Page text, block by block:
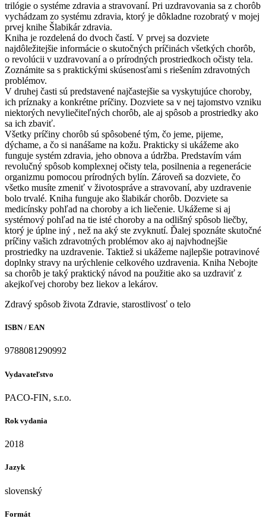
trilógie o systéme zdravia a stravovaní. Pri uzdravovania sa z chorôb
vychádzam zo systému zdravia, ktorý je dôkladne rozobratý v mojej
prvej knihe Šlabikár zdravia.
Kniha je rozdelená do dvoch častí. V prvej sa dozviete
najdôležitejšie informácie o skutočných príčinách všetkých chorôb,
o revolúcii v uzdravovaní a o prírodných prostriedkoch očisty tela.
Zoznámite sa s praktickými skúsenosťami s riešením zdravotných
problémov.
V druhej časti sú predstavené najčastejšie sa vyskytujúce choroby,
ich príznaky a konkrétne príčiny. Dozviete sa v nej tajomstvo vzniku
niektorých nevyliečiteľných chorôb, ale aj spôsob a prostriedky ako
sa ich zbaviť.
Všetky príčiny chorôb sú spôsobené tým, čo jeme, pijeme,
dýchame, a čo si nanášame na kožu. Prakticky si ukážeme ako
funguje systém zdravia, jeho obnova a údržba. Predstavím vám
revolučný spôsob komplexnej očisty tela, posilnenia a regenerácie
organizmu pomocou prírodných bylín. Zároveň sa dozviete, čo
všetko musíte zmeniť v životospráve a stravovaní, aby uzdravenie
bolo trvalé. Kniha funguje ako šlabikár chorôb. Dozviete sa
medicínsky pohľad na choroby a ich liečenie. Ukážeme si aj
systémový pohľad na tie isté choroby a na odlišný spôsob liečby,
ktorý je úplne iný , než na aký ste zvyknutí. Ďalej spoznáte skutočné
príčiny vašich zdravotných problémov ako aj najvhodnejšie
prostriedky na uzdravenie. Taktiež si ukážeme najlepšie potravinové
doplnky stravy na urýchlenie celkového uzdravenia. Kniha Nebojte
sa chorôb je taký praktický návod na použitie ako sa uzdraviť z
akejkoľvej choroby bez liekov a lekárov.
Zdravý spôsob života Zdravie, starostlivosť o telo
ISBN / EAN
9788081290992
Vydavateľstvo
PACO-FIN, s.r.o.
Rok vydania
2018
Jazyk
slovenský
Formát